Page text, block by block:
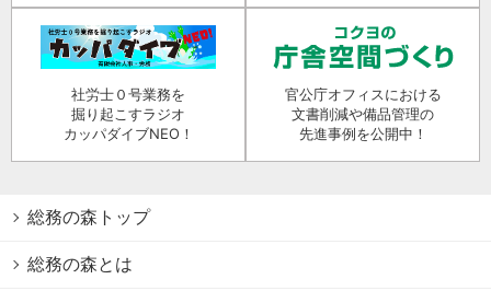
社労士０号業務を
掘り起こすラジオ
カッパダイブNEO！
官公庁オフィスにおける
文書削減や備品管理の
先進事例を公開中！
総務の森トップ
総務の森とは